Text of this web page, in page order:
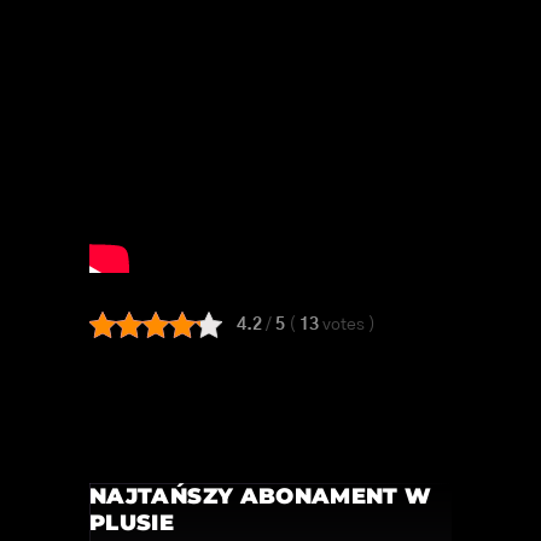
4.2 / 5 ( 13 votes )
NAJTAŃSZY ABONAMENT W
PLUSIE